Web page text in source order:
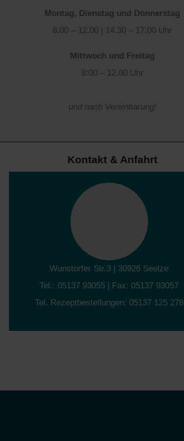
Montag, Dienstag und Donnerstag
8.00 – 12.00 | 14.30 – 17.00 Uhr
Mittwoch und Freitag
8:00 – 12.00 Uhr
und nach Vereinbarung!
Kontakt & Anfahrt
Wunstorfer Str.3 | 30926 Seelze
Tel.: 05137 93055 | Fax: 05137 93057
Tel. Rezeptbestellungen: 05137 125 278